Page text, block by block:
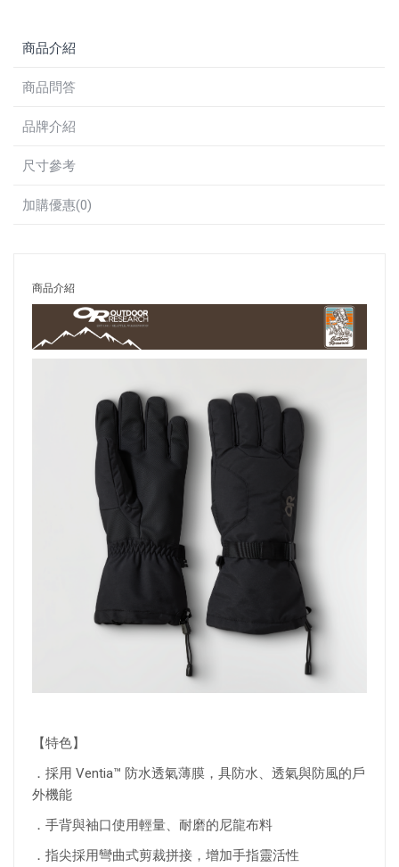
商品介紹
商品問答
品牌介紹
尺寸參考
加購優惠(0)
商品介紹
【特色】
． 採用 Ventia™ 防水透氣薄膜，具防水、透氣與防風的戶
外機能
． 手背與袖口使用輕量、耐磨的尼龍布料
．指尖採用彎曲式剪裁拼接，增加手指靈活性